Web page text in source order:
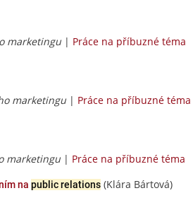
marketingu | Práce na příbuzné téma
marketingu | Práce na příbuzné téma
marketingu | Práce na příbuzné téma
na public relations (Klára Bártová)